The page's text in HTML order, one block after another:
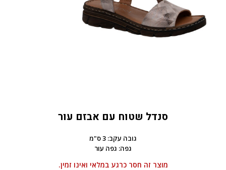
סנדל שטוח עם אבזם עור
גובה עקב: 3 ס"מ
גפה: גפה עור
מוצר זה חסר כרגע במלאי ואינו זמין.